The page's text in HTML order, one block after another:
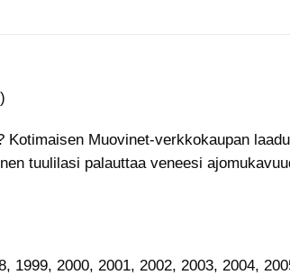
Muovinet-verkkokaupan
tuulilasi palauttaa veneesi
1999, 2000, 2001, 2002, 2003, 2004,